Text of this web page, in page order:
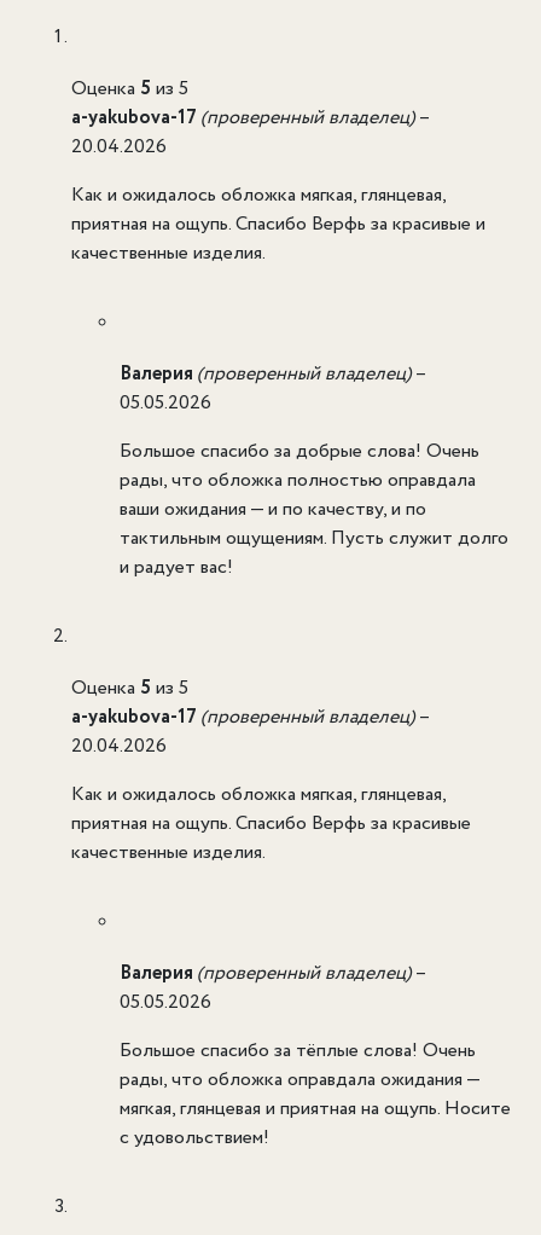
Оценка 5 из 5
a-yakubova-17 (проверенный владелец)–
20.04.2026
Как и ожидалось обложка мягкая, глянцевая,
приятная на ощупь. Спасибо Верфь за красивые и
качественные изделия.
Валерия (проверенный владелец)–
05.05.2026
Большое спасибо за добрые слова! Очень
рады, что обложка полностью оправдала
ваши ожидания — и по качеству, и по
тактильным ощущениям. Пусть служит долго
и радует вас!
Оценка 5 из 5
a-yakubova-17 (проверенный владелец)–
20.04.2026
Как и ожидалось обложка мягкая, глянцевая,
приятная на ощупь. Спасибо Верфь за красивые
качественные изделия.
Валерия (проверенный владелец)–
05.05.2026
Большое спасибо за тёплые слова! Очень
рады, что обложка оправдала ожидания —
мягкая, глянцевая и приятная на ощупь. Носите
с удовольствием!